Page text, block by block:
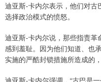
迪亚斯-卡内尔表示，他们对
选择政治模式的愤怒。
迪亚斯-卡内尔说，那些指责
感到羞耻。因为他们知道、也
实施的严酷封锁措施所造成的